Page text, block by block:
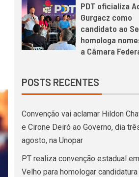
PDT oficializa
Gurgacz como
candidato ao
homologa
a Câmara
POSTS RECENTES
Convenção vai aclamar Hildon
e Cirone Deiró ao Governo, dia
agosto, na Unopar
PT realiza convenção estadual
Velho para homologar candidatura